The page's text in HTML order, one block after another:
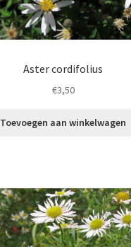
Aster cordifolius
€3,50
Toevoegen aan winkelwagen